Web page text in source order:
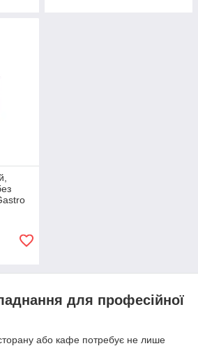
для професійної
або кафе потребує не лише